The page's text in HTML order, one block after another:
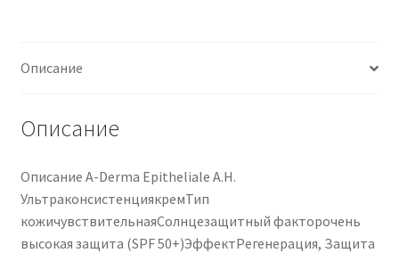
oslabenou
ml
Описание
Описание
Описание A-Derma Epitheliale A.H.
УльтраконсистенциякремТип
кожичувствительнаяСолнцезащитный факторочень
высокая защита (SPF 50+)ЭффектРегенерация, Защита